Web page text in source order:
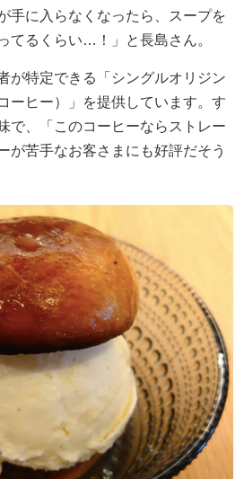
手に入らなくなったら、スープを
てるくらい…！」と長島さん。
が特定できる「シングルオリジン
ーヒー）」を提供しています。す
で、「このコーヒーならストレー
が苦手なお客さまにも好評だそう